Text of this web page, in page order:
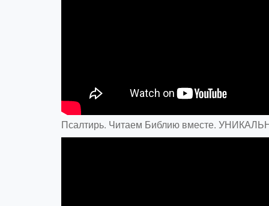
Псалтирь. Читаем Библию вместе.